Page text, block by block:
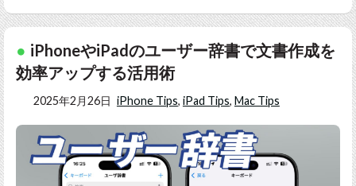
iPhoneやiPadのユーザー辞書で文書作成を
効率アップする活用術
2025年2月26日 iPhone Tips, iPad Tips, Mac Tips